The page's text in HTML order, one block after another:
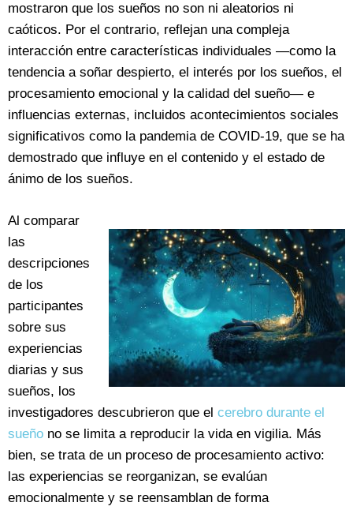
mostraron que los sueños no son ni aleatorios ni
caóticos. Por el contrario, reflejan una compleja
interacción entre características individuales —como la
tendencia a soñar despierto, el interés por los sueños, el
procesamiento emocional y la calidad del sueño— e
influencias externas, incluidos acontecimientos sociales
significativos como la pandemia de COVID-19, que se ha
demostrado que influye en el contenido y el estado de
ánimo de los sueños.
Al comparar
las
descripciones
de los
participantes
sobre sus
experiencias
diarias y sus
sueños, los
investigadores descubrieron que el cerebro durante el
sueño no se limita a reproducir la vida en vigilia. Más
bien, se trata de un proceso de procesamiento activo:
las experiencias se reorganizan, se evalúan
emocionalmente y se reensamblan de forma